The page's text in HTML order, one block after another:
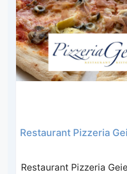
Restaurant Pizzeria
Restaurant Pizzeria